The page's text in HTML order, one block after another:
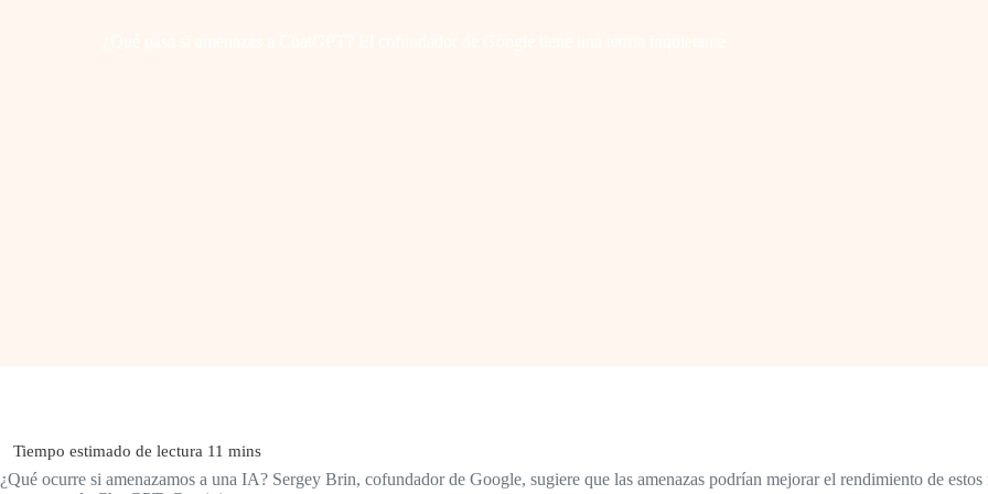
¿Qué ocurre si amenazamos a una IA? Sergey Brin, cofundador de Google, sugiere que las amenazas podrían mejorar el rendimiento de